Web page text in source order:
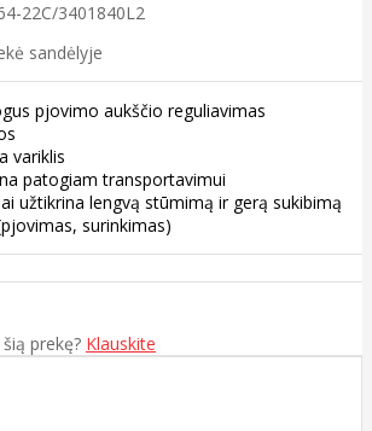
22C/3401840L2
sandėlyje
pjovimo aukščio reguliavimas
variklis
patogiam transportavimui
užtikrina lengvą stūmimą ir gerą sukibimą
surinkimas)
prekę? Klauskite